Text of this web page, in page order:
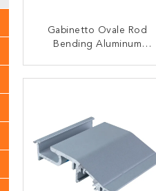
Gabinetto Ovale Rod
Bending Aluminum
CONTATTACI